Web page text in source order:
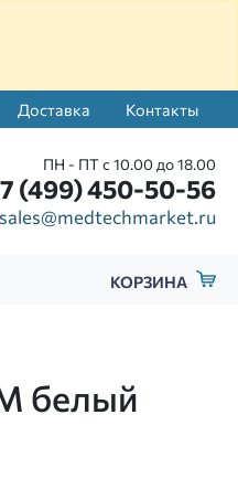
Доставка Контакты
ПН - ПТ с 10.00 до 18.00
(499) 450-50-56
sales@medtechmarket.ru
КОРЗИНА
белый